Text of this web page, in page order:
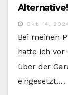
Alternative!
Okt. 14, 2024
Bei meinen
hatte ich vor
über der
eingesetzt.…